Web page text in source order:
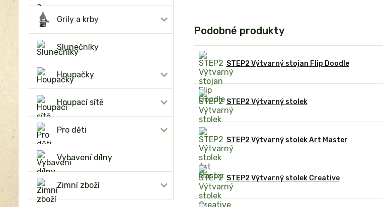
Grily a krby
Slunečníky
Houpačky
Houpací sítě
Pro děti
Vybavení dílny
Zimní zboží
Podobné produkty
STEP2 Výtvarný stojan Flip Doodle
STEP2 Výtvarný stolek
STEP2 Výtvarný stolek Art Master
STEP2 Výtvarný stolek Creative